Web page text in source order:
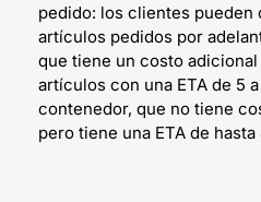
pedido: los clientes pueden
artículos pedidos por
que tiene un costo
artículos con una ETA de 5
contenedor, que no tiene
pero tiene una ETA de